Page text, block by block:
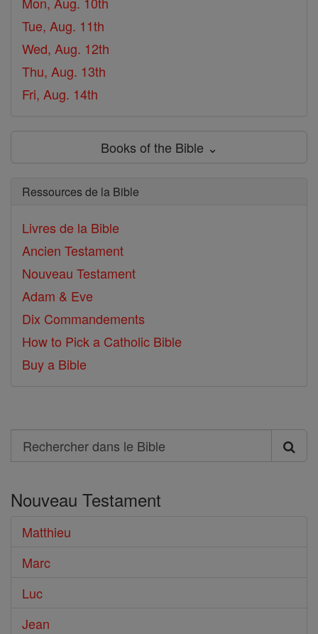
Tue, Aug. 11th
Wed, Aug. 12th
Thu, Aug. 13th
Fri, Aug. 14th
Books of the Bible ⌄
Ressources de la Bible
Livres de la Bible
Ancien Testament
Nouveau Testament
Adam & Eve
Dix Commandements
How to Pick a Catholic Bible
Buy a Bible
Search
Rechercher
le
Bible
Nouveau Testament
Matthieu
Marc
Luc
Jean